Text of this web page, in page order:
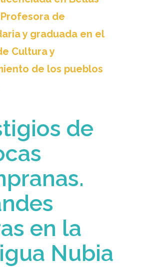
de
y graduada en el
Cultura y
de los pueblos
de
en la
Nubia